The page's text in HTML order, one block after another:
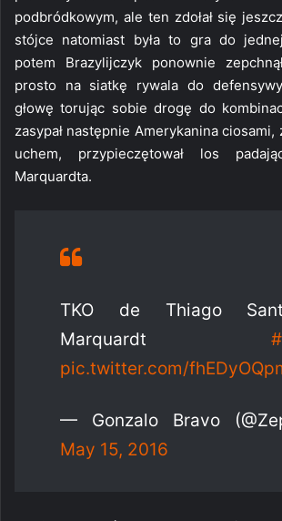
podbródkowym, ale ten zdołał się
stójce natomiast była to gra do
potem Brazylijczyk ponownie
prosto na siatkę rywala do
głowę torując sobie drogę do
zasypał następnie Amerykanina
uchem, przypieczętował los
Marquardta.
TKO de Thiago
Marquardt
pic.twitter.com/
— Gonzalo Bravo
May 15, 2016